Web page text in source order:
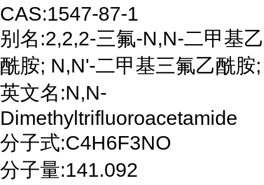
CAS:1547-87-1
别名:2,2,2-三氟-N,N-二甲基乙
酰胺; N,N'-二甲基三氟乙酰胺;
英文名:N,N-
Dimethyltrifluoroacetamide
分子式:C4H6F3NO
分子量:141.092